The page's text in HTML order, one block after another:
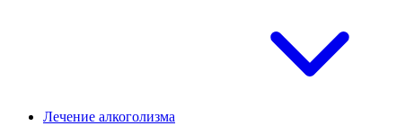
Лечение алкоголизма